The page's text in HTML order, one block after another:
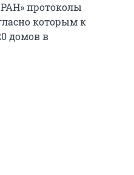
протоколы
которым к
домов в